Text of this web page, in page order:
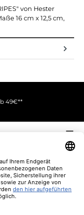
von Hester
16 cm x 12,5 cm,
49€**